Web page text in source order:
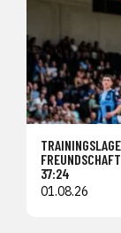
37:24
01.08.26